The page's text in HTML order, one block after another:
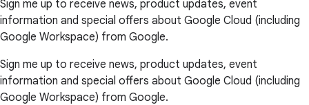
Sign me up to receive news, product updates, event
information and special offers about Google Cloud (including
Google Workspace) from Google.
Sign me up to receive news, product updates, event
information and special offers about Google Cloud (including
Google Workspace) from Google.